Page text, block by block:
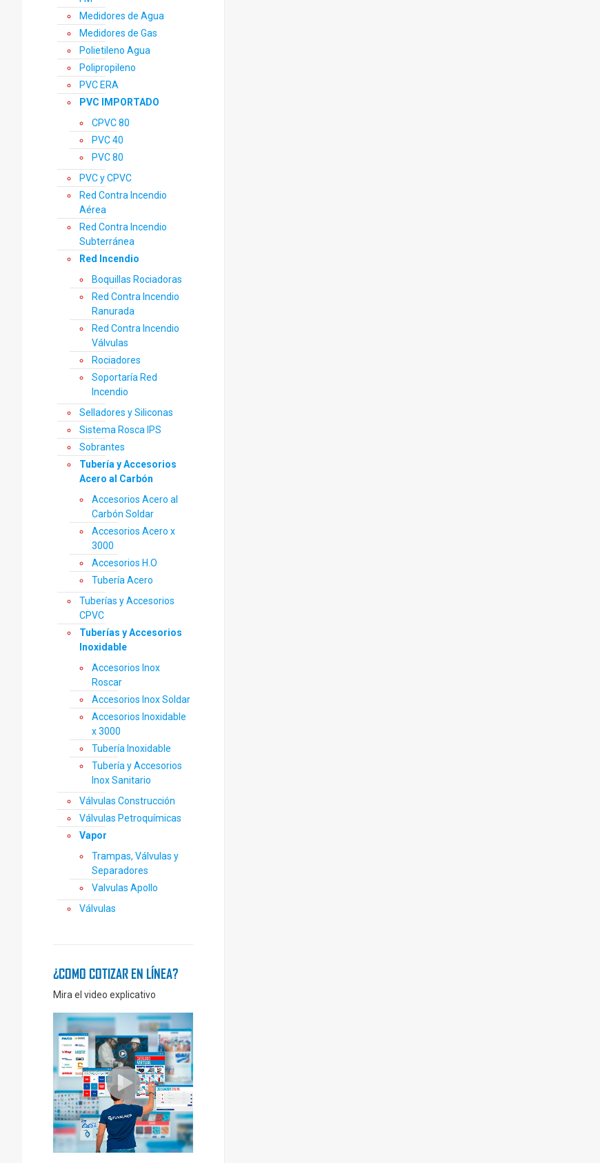
Medidores de Agua
Medidores de Gas
Polietileno Agua
Polipropileno
PVC ERA
PVC IMPORTADO
CPVC 80
PVC 40
PVC 80
PVC y CPVC
Red Contra Incendio
Aérea
Red Contra Incendio
Subterránea
Red Incendio
Boquillas Rociadoras
Red Contra Incendio
Ranurada
Red Contra Incendio
Válvulas
Rociadores
Soportaría Red
Incendio
Selladores y Siliconas
Sistema Rosca IPS
Sobrantes
Tubería y Accesorios
Acero al Carbón
Accesorios Acero al
Carbón Soldar
Accesorios Acero x
3000
Accesorios H.O
Tubería Acero
Tuberías y Accesorios
CPVC
Tuberías y Accesorios
Inoxidable
Accesorios Inox
Roscar
Accesorios Inox Soldar
Accesorios Inoxidable
x 3000
Tubería Inoxidable
Tubería y Accesorios
Inox Sanitario
Válvulas Construcción
Válvulas Petroquímicas
Vapor
Trampas, Válvulas y
Separadores
Valvulas Apollo
Válvulas
¿COMO COTIZAR EN LÍNEA?
Mira el video explicativo